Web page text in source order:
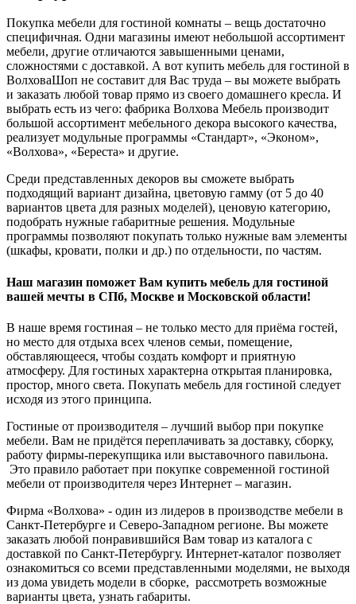
Покупка мебели для гостиной комнаты – вещь достаточно
специфичная. Одни магазины имеют небольшой ассортимент
мебели, другие отличаются завышенными ценами,
сложностями с доставкой. А вот купить мебель для гостиной в
ВолховаШоп не составит для Вас труда – вы можете выбрать
и заказать любой товар прямо из своего домашнего кресла. И
выбрать есть из чего: фабрика Волхова Мебель производит
большой ассортимент мебельного декора высокого качества,
реализует модульные программы «Стандарт», «Эконом»,
«Волхова», «Береста» и другие.
Среди представленных декоров вы сможете выбрать
подходящий вариант дизайна, цветовую гамму (от 5 до 40
вариантов цвета для разных моделей), ценовую категорию,
подобрать нужные габаритные решения. Модульные
программы позволяют покупать только нужные вам элементы
(шкафы, кровати, полки и др.) по отдельности, по частям.
Наш магазин поможет Вам купить мебель для гостиной
вашей мечты в СПб, Москве и Московской области!
В наше время гостиная – не только место для приёма гостей,
но место для отдыха всех членов семьи, помещение,
обставляющееся, чтобы создать комфорт и приятную
атмосферу. Для гостиных характерна открытая планировка,
простор, много света. Покупать мебель для гостиной следует
исходя из этого принципа.
Гостиные от производителя – лучший выбор при покупке
мебели. Вам не придётся переплачивать за доставку, сборку,
работу фирмы-перекупщика или выставочного павильона.
Это правило работает при покупке современной гостиной
мебели от производителя через Интернет – магазин.
Фирма «Волхова» - один из лидеров в производстве мебели в
Санкт-Петербурге и Северо-Западном регионе. Вы можете
заказать любой понравившийся Вам товар из каталога с
доставкой по Санкт-Петербургу. Интернет-каталог позволяет
ознакомиться со всеми представленными моделями, не выходя
из дома увидеть модели в сборке, рассмотреть возможные
варианты цвета, узнать габариты.